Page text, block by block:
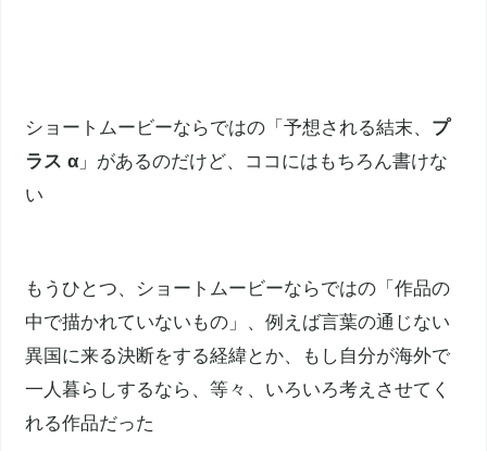
ショートムービーならではの「予想される結末、 プ
ラス α 」があるのだけど、ココにはもちろん書けな
い
もうひとつ、ショートムービーならではの「作品の
中で描かれていないもの」、例えば言葉の通じない
異国に来る決断をする経緯とか、もし自分が海外で
一人暮らしするなら、等々、いろいろ考えさせてく
れる作品だった